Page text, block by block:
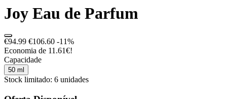
Joy Eau de Parfum
€94.99 €106.60 -11%
Economia de 11.61€!
Capacidade
50 ml
Stock limitado: 6 unidades